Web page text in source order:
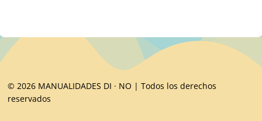
© 2026 MANUALIDADES DI · NO | Todos los derechos
reservados